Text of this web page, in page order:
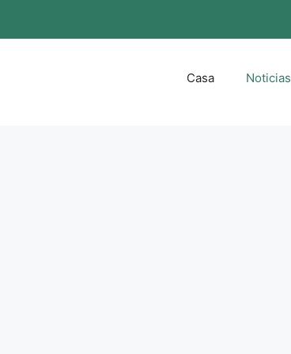
Casa Noticias